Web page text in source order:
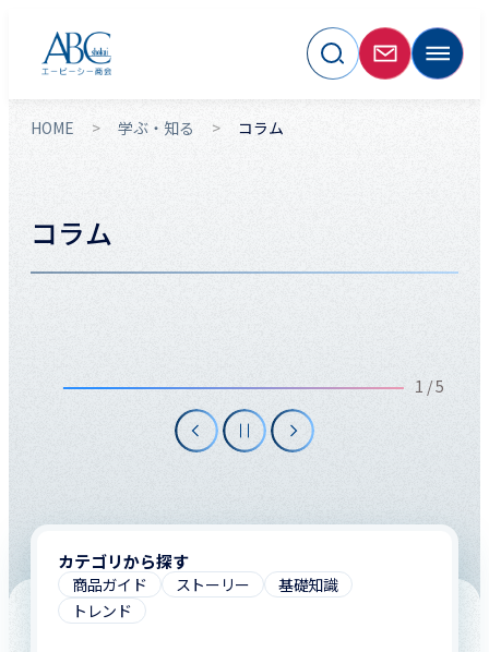
HOME 学ぶ・知る コラム
コラム
1 / 5
カテゴリから探す
商品ガイド ストーリー
基礎知識
トレンド